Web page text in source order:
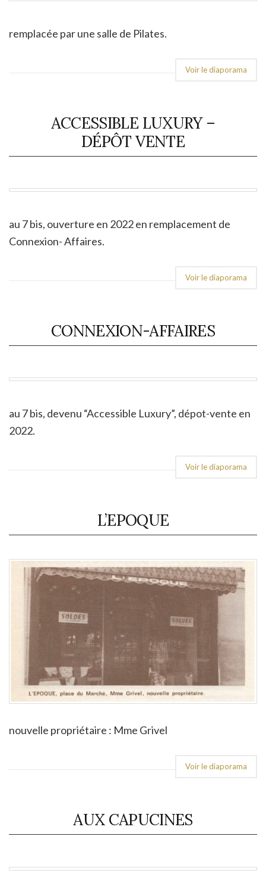
remplacée par une salle de Pilates.
Voir le diaporama
ACCESSIBLE LUXURY –
DÉPÔT VENTE
au 7 bis, ouverture en 2022 en remplacement de
Connexion- Affaires.
Voir le diaporama
CONNEXION-AFFAIRES
au 7 bis, devenu “Accessible Luxury”, dépot-vente en
2022.
Voir le diaporama
L’EPOQUE
nouvelle propriétaire : Mme Grivel
Voir le diaporama
AUX CAPUCINES